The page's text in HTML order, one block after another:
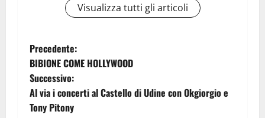
Visualizza tutti gli articoli
N
a
v
Precedente:
BIBIONE COME HOLLYWOOD
Successivo:
Al via i concerti al Castello di Udine con Okgiorgio e
Tony Pitony